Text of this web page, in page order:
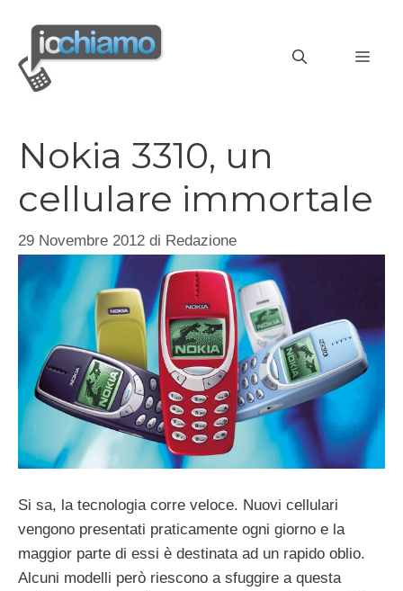
contenuto
Nokia 3310, un
cellulare immortale
29 Novembre 2012 di Redazione
Si sa, la tecnologia corre veloce. Nuovi cellulari
vengono presentati praticamente ogni giorno e la
maggior parte di essi è destinata ad un rapido oblio.
Alcuni modelli però riescono a sfuggire a questa